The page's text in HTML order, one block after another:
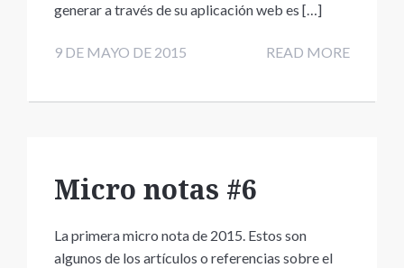
generar a través de su aplicación web es […]
9 DE MAYO DE 2015 READ MORE
Micro notas #6
La primera micro nota de 2015. Estos son
algunos de los artículos o referencias sobre el